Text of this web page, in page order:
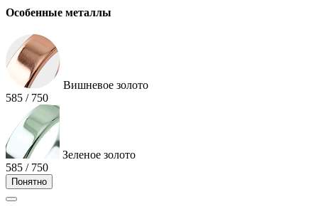
Особенные металлы
Вишневое золото
585 / 750
Зеленое золото
585 / 750
Понятно